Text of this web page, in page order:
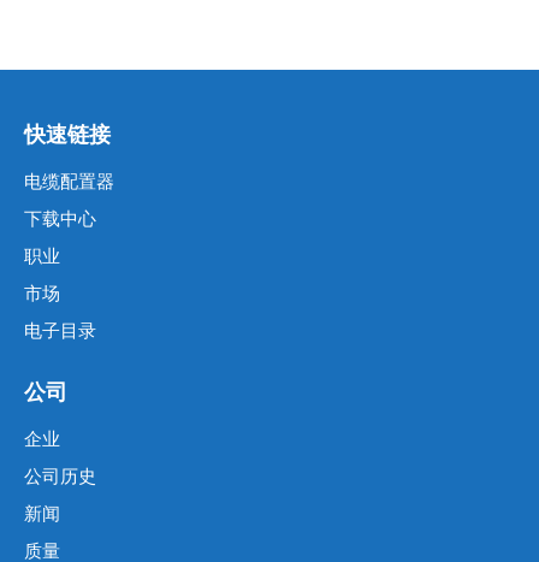
快速链接
电缆配置器
下载中心
职业
市场
电子目录
公司
企业
公司历史
新闻
质量